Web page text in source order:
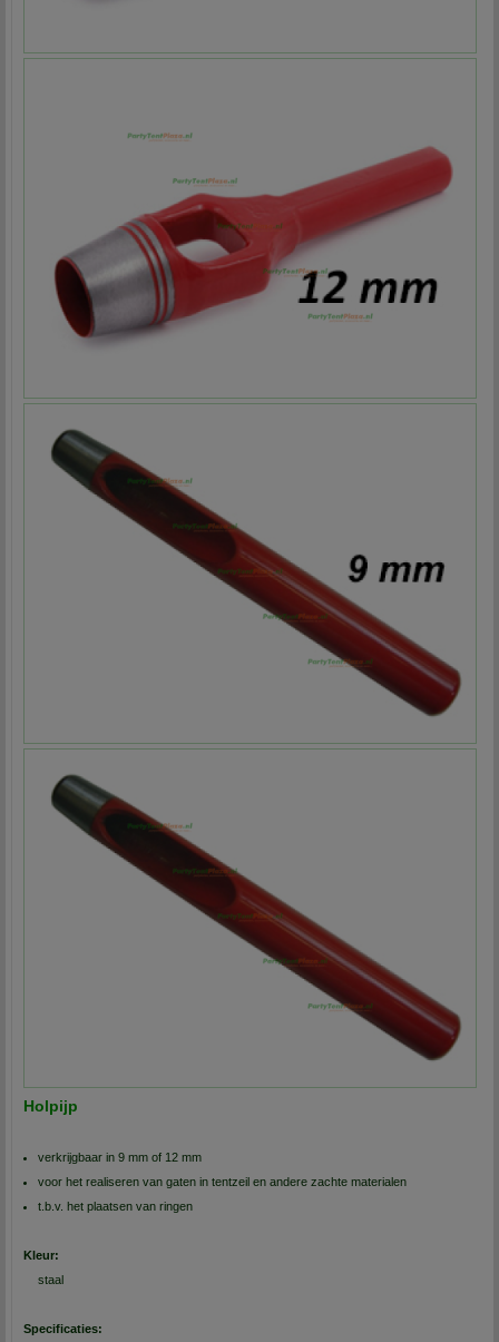
Holpijp
verkrijgbaar in 9 mm of 12 mm
voor het realiseren van gaten in tentzeil en andere zachte materialen
t.b.v. het plaatsen van ringen
Kleur:
staal
Specificaties: